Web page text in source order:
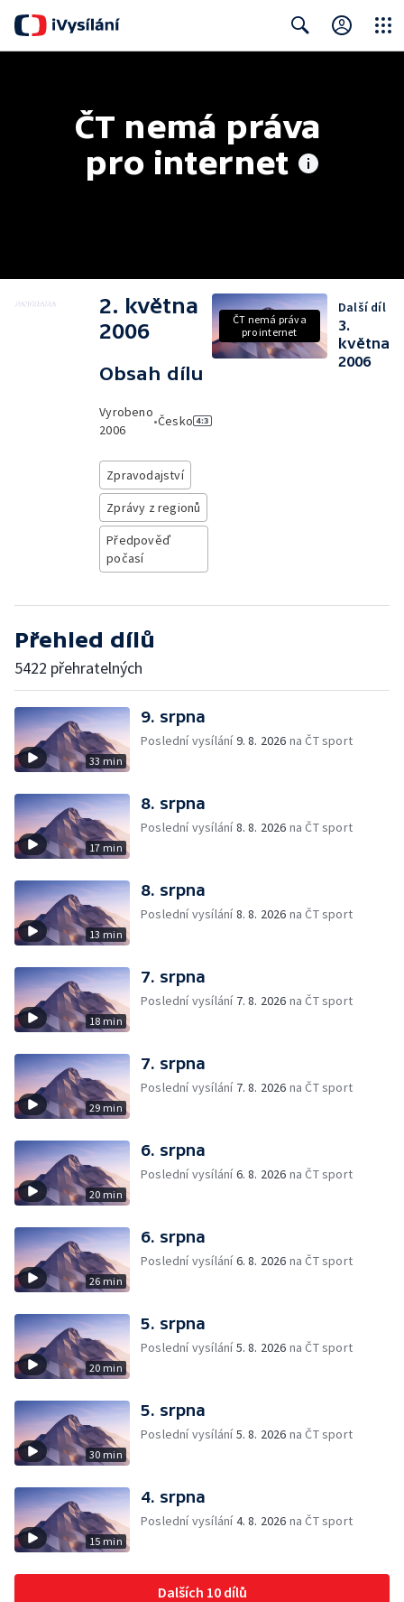
ČT nemá práva
pro internet
2. května
2006
Obsah dílu
Vyrobeno
2006
•Česko
Zpravodajství
Zprávy z regionů
Předpověď
počasí
ČT nemá práva
pro internet
Další díl
3.
května
2006
Přehled dílů
5422 přehratelných
33 min
9. srpna
Poslední vysílání9. 8. 2026 na ČT sport
17 min
8. srpna
Poslední vysílání8. 8. 2026 na ČT sport
13 min
8. srpna
Poslední vysílání8. 8. 2026 na ČT sport
18 min
7. srpna
Poslední vysílání 7. 8. 2026 na ČT sport
29 min
7. srpna
Poslední vysílání 7. 8. 2026 na ČT sport
20 min
6. srpna
Poslední vysílání6. 8. 2026 na ČT sport
26 min
6. srpna
Poslední vysílání6. 8. 2026 na ČT sport
20 min
5. srpna
Poslední vysílání5. 8. 2026 na ČT sport
30 min
5. srpna
Poslední vysílání5. 8. 2026 na ČT sport
15 min
4. srpna
Poslední vysílání4. 8. 2026 na ČT sport
Dalších 10 dílů